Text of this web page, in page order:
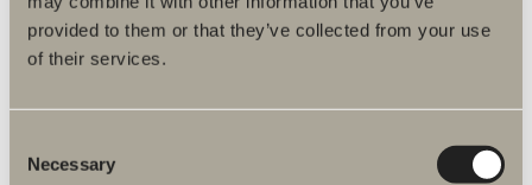
provided to them or that they’ve collected from your use
of their services.
Selection
Necessary